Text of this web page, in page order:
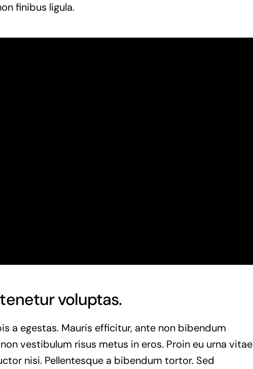
finibus ligula.
voluptas.
a egestas. Mauris efficitur, ante non bibendum
vestibulum risus metus in eros. Proin eu urna vitae
nisi. Pellentesque a bibendum tortor. Sed